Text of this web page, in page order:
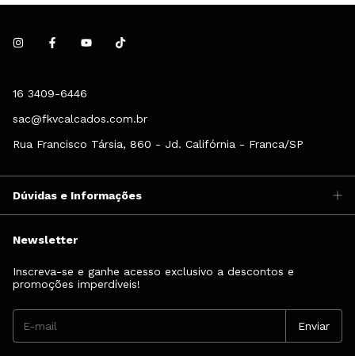
16 3409-6446
sac@fkvcalcados.com.br
Rua Francisco Társia, 860 - Jd. Califórnia - Franca/SP
Dúvidas e Informações
Newsletter
Inscreva-se e ganhe acesso exclusivo a descontos e
promoções imperdíveis!